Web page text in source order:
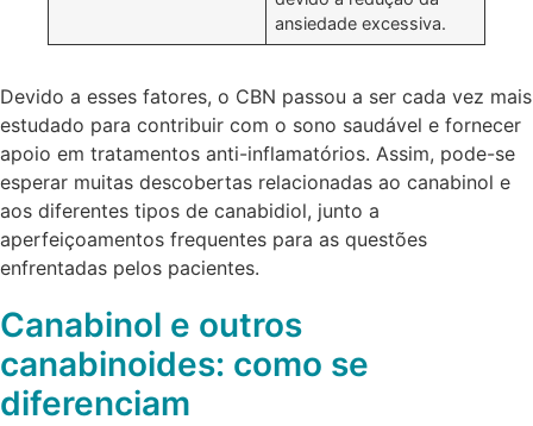
ansiedade excessiva.
Devido a esses fatores, o CBN passou a ser cada vez mais
estudado para contribuir com o sono saudável e fornecer
apoio em tratamentos anti-inflamatórios. Assim, pode-se
esperar muitas descobertas relacionadas ao canabinol e
aos diferentes tipos de canabidiol, junto a
aperfeiçoamentos frequentes para as questões
enfrentadas pelos pacientes.
Canabinol e outros
canabinoides: como se
diferenciam